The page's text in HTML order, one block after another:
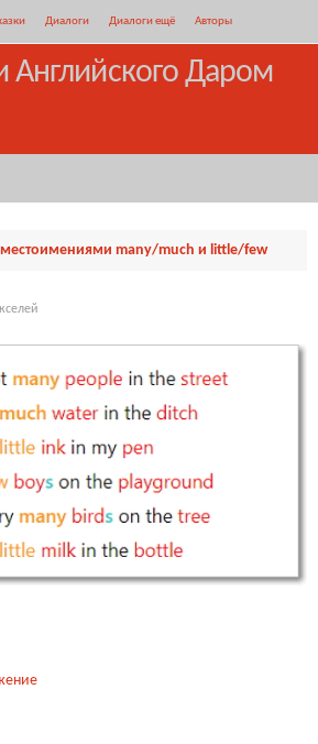
Диалоги Диалоги ещё Авторы
Английского Даром
many/much и little/few